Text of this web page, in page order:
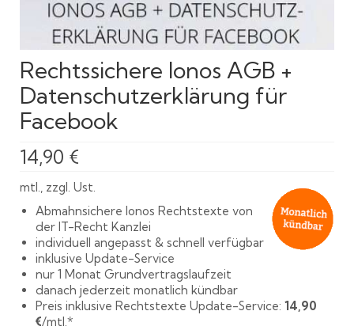
Rechtssichere Ionos AGB +
Datenschutzerklärung für
Facebook
14,90 €
mtl., zzgl. Ust.
Abmahnsichere Ionos Rechtstexte von
der IT-Recht Kanzlei
individuell angepasst & schnell verfügbar
inklusive Update-Service
nur 1 Monat Grundvertragslaufzeit
danach jederzeit monatlich kündbar
Preis inklusive Rechtstexte Update-Service: 14,90
€/mtl.*